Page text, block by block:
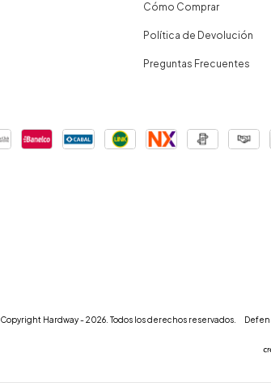
Cómo Comprar
Política de Devolución
Preguntas Frecuentes
Copyright Hardway - 2026. Todos los derechos reservados.